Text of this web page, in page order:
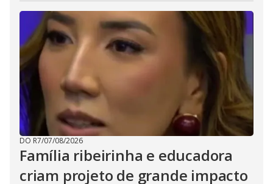
DO R7/07/08/2026
Família ribeirinha e educadora
criam projeto de grande impacto